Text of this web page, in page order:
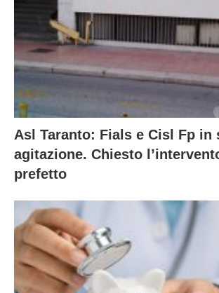
Asl Taranto: Fials e Cisl Fp in
agitazione. Chiesto
prefetto